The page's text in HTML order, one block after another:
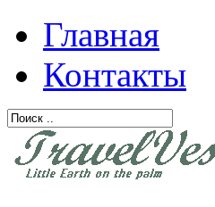
Главная
Контакты